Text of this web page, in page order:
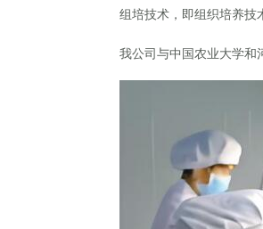
组培技术，即组织培养技
我公司与中国农业大学和